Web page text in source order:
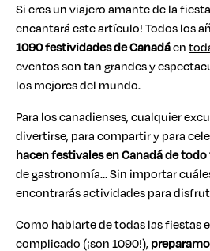
Si eres un viajero amante de la
encantará este artículo! Todos los
1090 festividades de Canadáen
eventos son tan grandes y
los mejores del mundo.
Para los canadienses, cualquier
divertirse, para compartir y para
hacen festivales en Canadá de
de gastronomía… Sin importar
encontrarás actividades para
Como hablarte de todas las fiestas
complicado (¡son 1090!),